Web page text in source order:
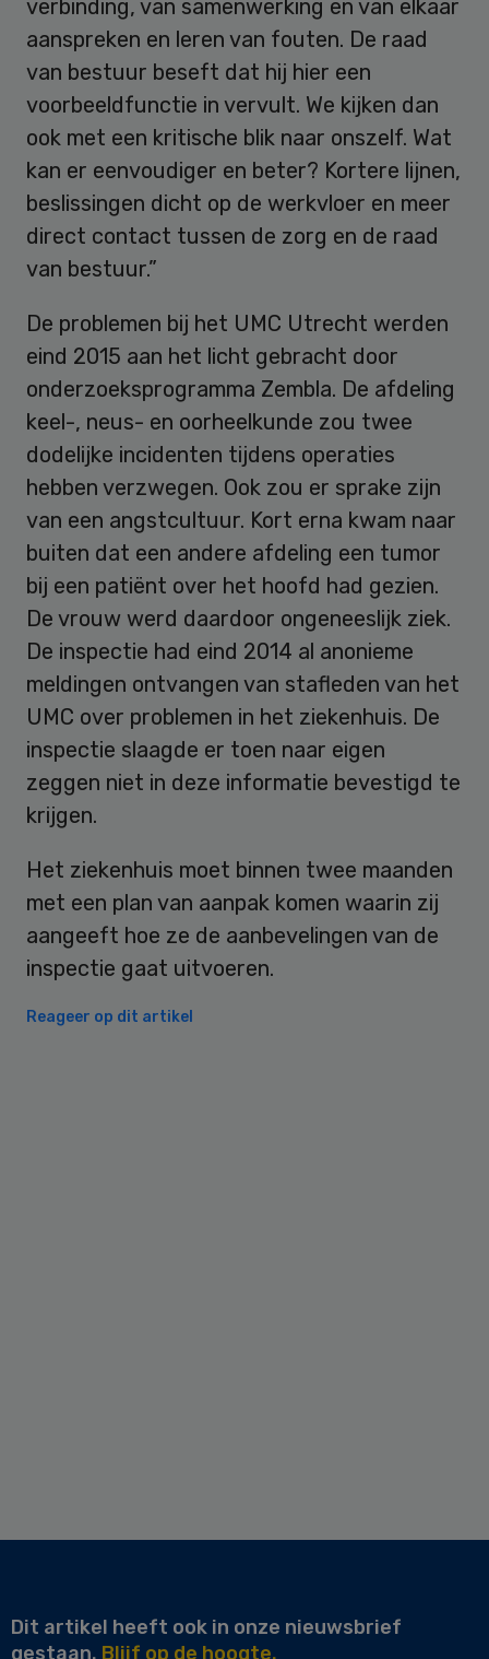
verbinding, van samenwerking en van elkaar
aanspreken en leren van fouten. De raad
van bestuur beseft dat hij hier een
voorbeeldfunctie in vervult. We kijken dan
ook met een kritische blik naar onszelf. Wat
kan er eenvoudiger en beter? Kortere lijnen,
beslissingen dicht op de werkvloer en meer
direct contact tussen de zorg en de raad
van bestuur.”
De problemen bij het UMC Utrecht werden
eind 2015 aan het licht gebracht door
onderzoeksprogramma Zembla. De afdeling
keel-, neus- en oorheelkunde zou twee
dodelijke incidenten tijdens operaties
hebben verzwegen. Ook zou er sprake zijn
van een angstcultuur. Kort erna kwam naar
buiten dat een andere afdeling een tumor
bij een patiënt over het hoofd had gezien.
De vrouw werd daardoor ongeneeslijk ziek.
De inspectie had eind 2014 al anonieme
meldingen ontvangen van stafleden van het
UMC over problemen in het ziekenhuis. De
inspectie slaagde er toen naar eigen
zeggen niet in deze informatie bevestigd te
krijgen.
Het ziekenhuis moet binnen twee maanden
met een plan van aanpak komen waarin zij
aangeeft hoe ze de aanbevelingen van de
inspectie gaat uitvoeren.
Reageer op dit artikel
Dit artikel heeft ook in onze nieuwsbrief
gestaan. Blijf op de hoogte.